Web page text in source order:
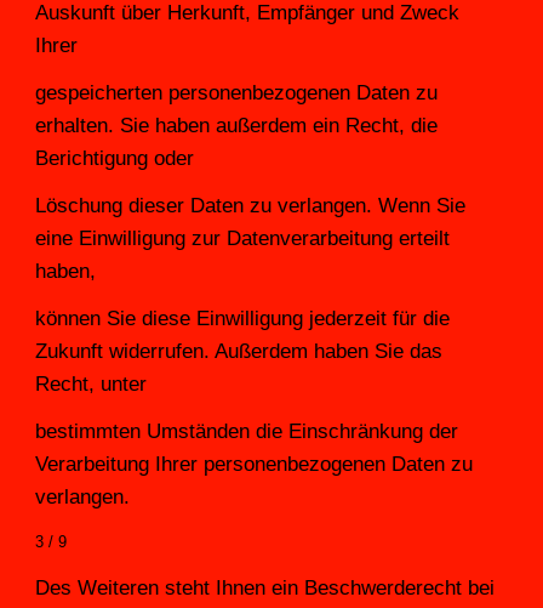
Auskunft über Herkunft, Empfänger und Zweck
Ihrer
gespeicherten personenbezogenen Daten zu
erhalten. Sie haben außerdem ein Recht, die
Berichtigung oder
Löschung dieser Daten zu verlangen. Wenn Sie
eine Einwilligung zur Datenverarbeitung erteilt
haben,
können Sie diese Einwilligung jederzeit für die
Zukunft widerrufen. Außerdem haben Sie das
Recht, unter
bestimmten Umständen die Einschränkung der
Verarbeitung Ihrer personenbezogenen Daten zu
verlangen.
3 / 9
Des Weiteren steht Ihnen ein Beschwerderecht bei